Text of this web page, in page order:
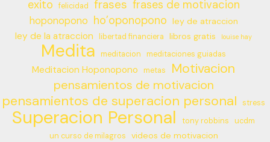
exito felicidad frases frases de motivacion
hoponopono ho’oponopono ley de atraccion
ley de la atraccion libertad financiera libros gratis louise hay
Medita meditacion meditaciones guiadas
Meditacion Hoponopono metas Motivacion
pensamientos de motivacion
pensamientos de superacion personal stress
Superacion Personal tony robbins
ucdm
un curso de milagros
videos de motivacion